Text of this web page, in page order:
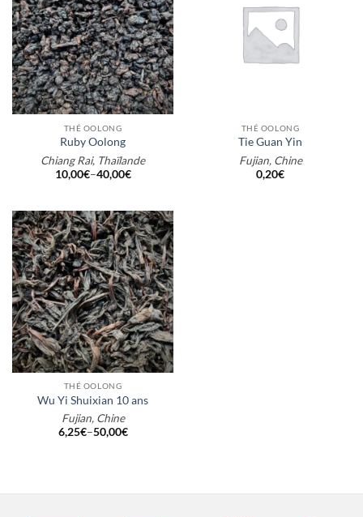
THÉ OOLONG
Ruby Oolong
Chiang Rai, Thaïlande
10,00€–40,00€
THÉ OOLONG
Tie Guan Yin
Fujian, Chine
0,20€
THÉ OOLONG
Wu Yi Shuixian 10 ans
Fujian, Chine
6,25€–50,00€